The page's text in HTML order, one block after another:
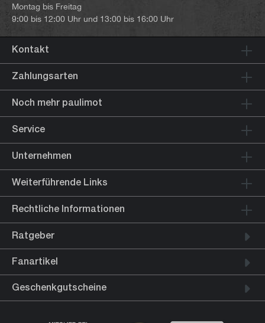
Montag bis Freitag
9:00 bis 12:00 Uhr und 13:00 bis 16:00 Uhr
Kontakt
Zahlungsarten
Noch mehr paulimot
Service
Unternehmen
Weiterführende Links
Rechtliche Informationen
Ratgeber
Fanartikel
Geschenkgutscheine